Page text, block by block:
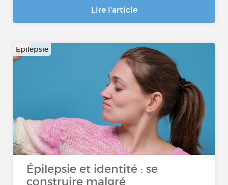
Lire l'article
Epilepsie
Épilepsie et identité : se
construire malgré